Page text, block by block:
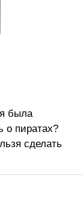
была
о пиратах?
сделать